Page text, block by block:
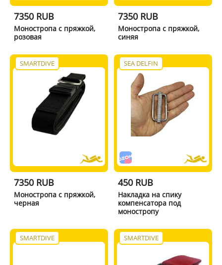
7350 RUB
Моностропа с пряжкой,
розовая
7350 RUB
Моностропа с пряжкой,
синяя
SMARTDIVE
7350 RUB
Моностропа с пряжкой,
черная
SEA DELFIN
450 RUB
Накладка на спику
компенсатора под
моностропу
SMARTDIVE SMARTDIVE